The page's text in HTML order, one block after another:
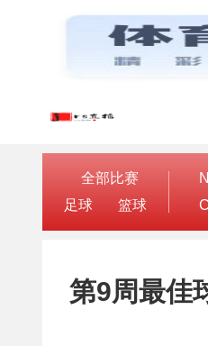
全部比赛
足球
篮球
第9周最佳